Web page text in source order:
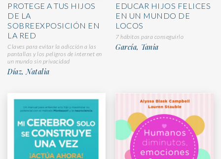
PROTEGE A TUS HIJOS
DE LA
SOBREEXPOSICIÓN EN
LA RED
Claves para evitar la adicción a las
pantallas y los peligros de internet en
un mundo sin privacidad
Díaz, Natalia
EDUCAR HIJOS FELICES
EN UN MUNDO DE
LOCOS
7 hábitos para conseguirlo
García, Tania